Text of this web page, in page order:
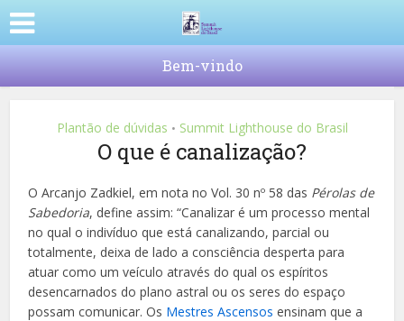
Bem-vindo
Plantão de dúvidas • Summit Lighthouse do Brasil
O que é canalização?
O Arcanjo Zadkiel, em nota no Vol. 30 nº 58 das Pérolas de
Sabedoria, define assim: “Canalizar é um processo mental
no qual o indivíduo que está canalizando, parcial ou
totalmente, deixa de lado a consciência desperta para
atuar como um veículo através do qual os espíritos
desencarnados do plano astral ou os seres do espaço
possam comunicar. Os Mestres Ascensos ensinam que a